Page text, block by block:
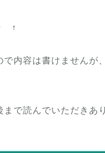
↑
で内容は書けませんが
まで読んでいただきあ